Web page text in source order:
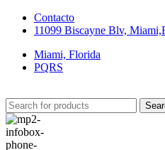
Contacto
11099 Biscayne Blv,
Miami, Florida
PQRS